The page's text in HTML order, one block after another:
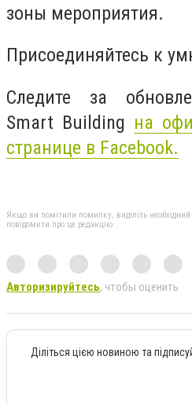
зоны мероприятия.
Присоединяйтесь к
Следите за
Smart Building на
странице в Facebook.
Якщо ви помітили помилку, виділіть
повідомити про це редакцію
Авторизируйтесь, чтобы оценить
Діліться цією новиною та